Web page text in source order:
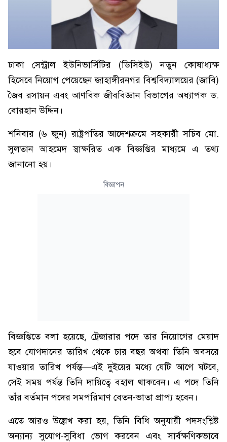
ঢাকা সেন্ট্রাল ইউনিভার্সিটির (ডিসিইউ) নতুন কোষাধ্যক্ষ
হিসেবে নিয়োগ পেয়েছেন জাহাঙ্গীরনগর বিশ্ববিদ্যালয়ের (জাবি)
জৈব রসায়ন এবং আণবিক জীববিজ্ঞান বিভাগের অধ্যাপক ড.
বোরহান উদ্দিন।
শনিবার (৬ জুন) রাষ্ট্রপতির আদেশক্রমে সহকারী সচিব মো.
সুলতান আহমেদ স্বাক্ষরিত এক বিজ্ঞপ্তির মাধ্যমে এ তথ্য
জানানো হয়।
বিজ্ঞাপন
বিজ্ঞপ্তিতে বলা হয়েছে, ট্রেজারার পদে তার নিয়োগের মেয়াদ
হবে যোগদানের তারিখ থেকে চার বছর অথবা তিনি অবসরে
যাওয়ার তারিখ পর্যন্ত—এই দুইয়ের মধ্যে যেটি আগে ঘটবে,
সেই সময় পর্যন্ত তিনি দায়িত্বে বহাল থাকবেন। এ পদে তিনি
তাঁর বর্তমান পদের সমপরিমাণ বেতন-ভাতা প্রাপ্য হবেন।
এতে আরও উল্লেখ করা হয়, তিনি বিধি অনুযায়ী পদসংশ্লিষ্ট
অন্যান্য সুযোগ-সুবিধা ভোগ করবেন এবং সার্বক্ষণিকভাবে